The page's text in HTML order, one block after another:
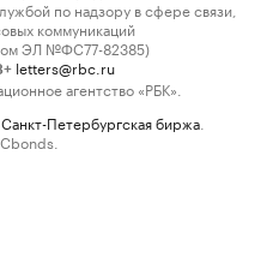
по надзору в сфере связи,
коммуникаций
ЭЛ №ФС77-82385)
letters@rbc.ru
агентство «РБК».
Санкт-Петербургская биржа